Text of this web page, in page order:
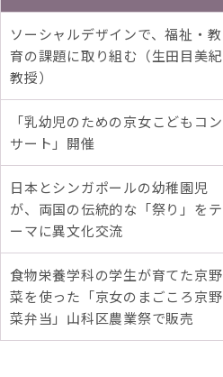
ソーシャルデザインで、福祉・教
育の課題に取り組む（生田目美紀
教授）
「乳幼児のための京女こどもコン
サート」開催
日本とシンガポールの幼稚園児
が、両国の伝統的な「祭り」をテ
ーマに異文化交流
食物栄養学科の学生が育てた京野
菜を使った「京女のまごころ京野
菜弁当」山科区農業祭で販売